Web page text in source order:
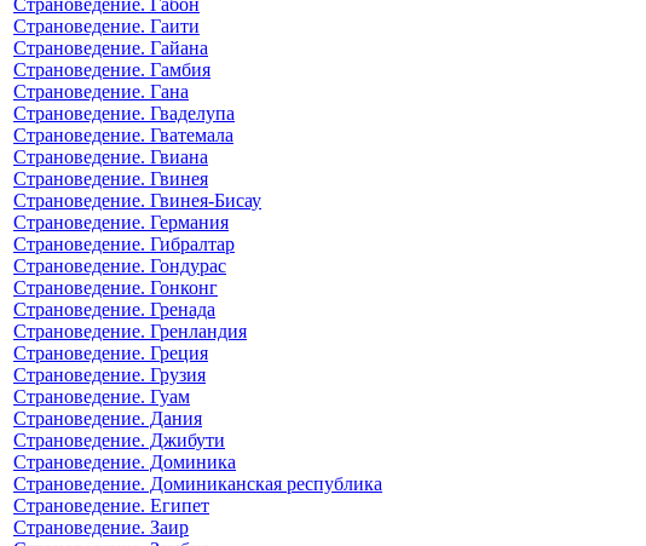
Страноведение. Гаити
Страноведение. Гайана
Страноведение. Гамбия
Страноведение. Гана
Страноведение. Гваделупа
Страноведение. Гватемала
Страноведение. Гвиана
Страноведение. Гвинея
Страноведение. Гвинея-Бисау
Страноведение. Германия
Страноведение. Гибралтар
Страноведение. Гондурас
Страноведение. Гонконг
Страноведение. Гренада
Страноведение. Гренландия
Страноведение. Греция
Страноведение. Грузия
Страноведение. Гуам
Страноведение. Дания
Страноведение. Джибути
Страноведение. Доминика
Страноведение. Доминиканская республика
Страноведение. Египет
Страноведение. Заир